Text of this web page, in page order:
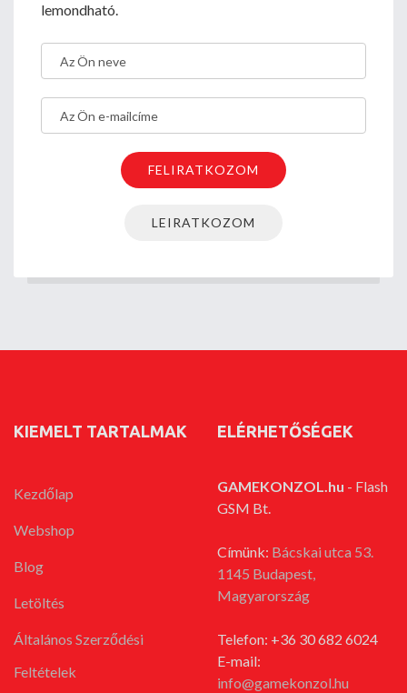
lemondható.
KIEMELT TARTALMAK
Kezdőlap
Webshop
Blog
Letöltés
Általános Szerződési
Feltételek
ELÉRHETŐSÉGEK
GAMEKONZOL.hu - Flash
GSM Bt.
Címünk: Bácskai utca 53.
1145 Budapest,
Magyarország
Telefon: +36 30 682 6024
E-mail:
info@gamekonzol.hu